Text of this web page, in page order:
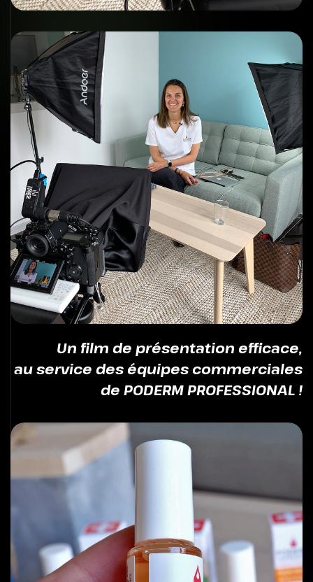
Un film de présentation efficace,
au service des équipes commerciales
de PODERM PROFESSIONAL !